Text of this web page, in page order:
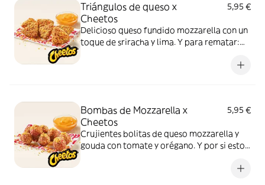
Triángulos de queso x
Cheetos
5,95 €
Delicioso queso fundido mozzarella con un
toque de sriracha y lima. Y para rematar:
acompañados de nuestra salsa Quesabrosa.
Bombas de Mozzarella x
Cheetos
5,95 €
Crujientes bolitas de queso mozzarella y
gouda con tomate y orégano. Y por si esto
de Cheetos acompañado de nuestra salsa